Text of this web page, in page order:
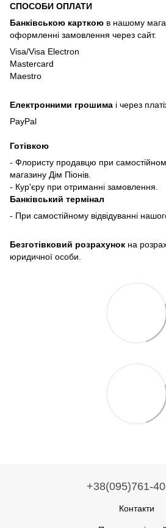
СПОСОБИ ОПЛАТИ
Банківською карткою в нашому
оформленні замовлення через сайт.
Visa/Visa Electron
Mastercard
Maestro
Електронними грошима і через
PayPal
Готівкою
- Флористу продавцю при
магазину Дім Піонів.
- Кур'єру при отриманні замовлення.
Банківський термінал
- При самостійному відвідуванні
Безготівковий розрахунок на
юридичної особи.
+38(095)761-
Контакти